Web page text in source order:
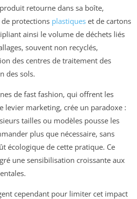
retourne dans sa boîte,
protections plastiques et de cartons
ainsi le volume de déchets liés
souvent non recyclés,
des centres de traitement des
des sols.
de fast fashion, qui offrent les
levier marketing, crée un paradoxe :
tailles ou modèles pousse les
plus que nécessaire, sans
écologique de cette pratique. Ce
une sensibilisation croissante aux
cependant pour limiter cet impact